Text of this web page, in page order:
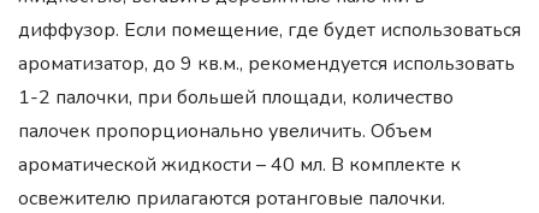
диффузор. Если помещение, где будет использоваться
ароматизатор, до 9 кв.м., рекомендуется использовать
1-2 палочки, при большей площади, количество
палочек пропорционально увеличить. Объем
ароматической жидкости – 40 мл. В комплекте к
освежителю прилагаются ротанговые палочки.